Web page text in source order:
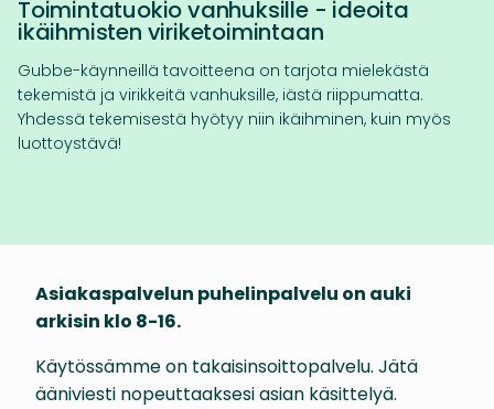
Toimintatuokio vanhuksille - ideoita
ikäihmisten viriketoimintaan
Gubbe-käynneillä tavoitteena on tarjota mielekästä
tekemistä ja virikkeitä vanhuksille, iästä riippumatta.
Yhdessä tekemisestä hyötyy niin ikäihminen, kuin myös
luottoystävä!
Asiakaspalvelun puhelinpalvelu on auki
arkisin klo 8-16.
Käytössämme on takaisinsoittopalvelu. Jätä
ääniviesti nopeuttaaksesi asian käsittelyä.